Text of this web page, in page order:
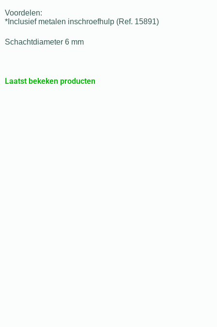
Voordelen:
*Inclusief metalen inschroefhulp (Ref. 15891)
Schachtdiameter 6 mm
Laatst bekeken producten